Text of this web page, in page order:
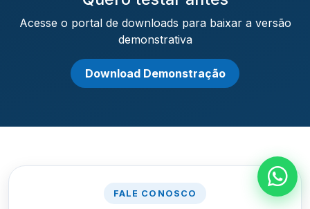
Acesse o portal de downloads para baixar a versão
demonstrativa
Download Demonstração
FALE CONOSCO